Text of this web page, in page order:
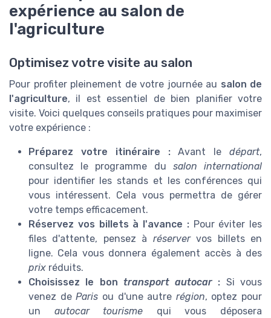
expérience au salon de
l'agriculture
Optimisez votre visite au salon
Pour profiter pleinement de votre journée au salon de
l'agriculture, il est essentiel de bien planifier votre
visite. Voici quelques conseils pratiques pour maximiser
votre expérience :
Préparez votre itinéraire :Avant le départ,
consultez le programme du salon international
pour identifier les stands et les conférences qui
vous intéressent. Cela vous permettra de gérer
votre temps efficacement.
Réservez vos billets à l'avance :Pour éviter les
files d'attente, pensez à réservervos billets en
ligne. Cela vous donnera également accès à des
prix réduits.
Choisissez le bon transport autocar : Si vous
venez deParis ou d'une autre région, optez pour
un autocar tourisme qui vous déposera